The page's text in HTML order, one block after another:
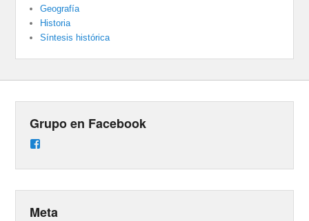
Geografía
Historia
Síntesis histórica
Grupo en Facebook
Meta